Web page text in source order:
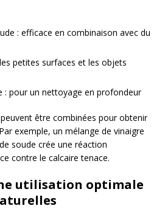
: efficace en combinaison avec du
petites surfaces et les objets
: pour un nettoyage en profondeur
être combinées pour obtenir
exemple, un mélange de vinaigre
soude crée une réaction
contre le calcaire tenace.
utilisation optimale